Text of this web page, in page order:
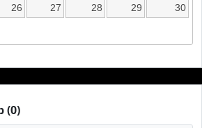
26 27 28 29
30
(0)